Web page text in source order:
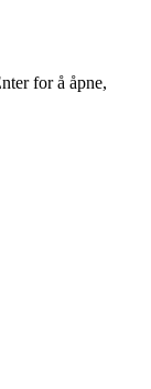
for å åpne,